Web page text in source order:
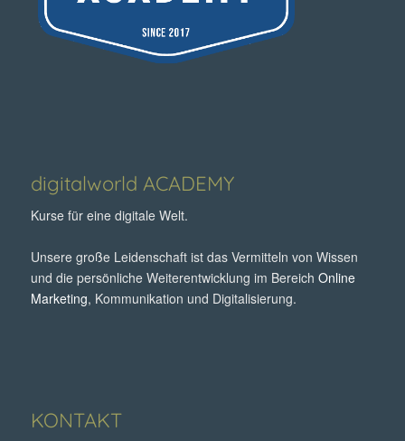
digitalworld ACADEMY
Kurse für eine digitale Welt.
Unsere große Leidenschaft ist das Vermitteln von Wissen
und die persönliche Weiterentwicklung im Bereich Online
Marketing, Kommunikation und Digitalisierung.
KONTAKT